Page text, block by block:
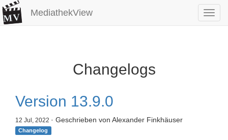
MediathekView
Changelogs
Version 13.9.0
12 Jul, 2022 · Geschrieben von Alexander Finkhäuser
Changelog